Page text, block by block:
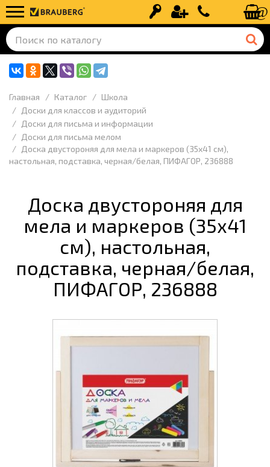
Вход Регистрация+7 (499) 110-
Главная Каталог
Школа
Доски для классов и аудиторий
Доски для письма и информации
Доски для письма мелом
Доска двустороняя для мела и маркеров (35х41 см),
настольная, подставка, черная/белая, ПИФАГОР, 236888
Доска двустороняя для
мела и маркеров (35х41
см), настольная,
подставка, черная/белая,
ПИФАГОР, 236888